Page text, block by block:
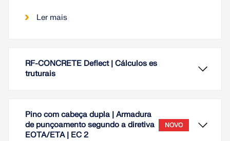
Ler mais
RF-CONCRETE Deflect | Cálculos es
truturais
Pino com cabeça dupla | Armadura
de punçoamento segundo a diretiva
EOTA/ETA | EC 2
NOVO